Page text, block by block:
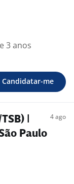
3 anos
Candidatar-me
|
Paulo
4 ago